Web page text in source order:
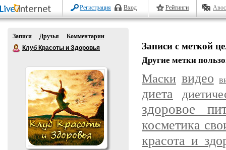
Регистрация Вход Рейтинги
Записи Друзья
Комментарии
Клуб Красоты и Здоровья
Записи с меткой
Другие метки
Маски видео
диета
здоровое
косметика
красота и